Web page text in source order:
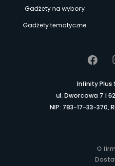
Gadżety na wybory
Gadżety tematyczne
Infinity Plus
ul. Dworcowa 7 |
NIP: 783-17-33-370,
O